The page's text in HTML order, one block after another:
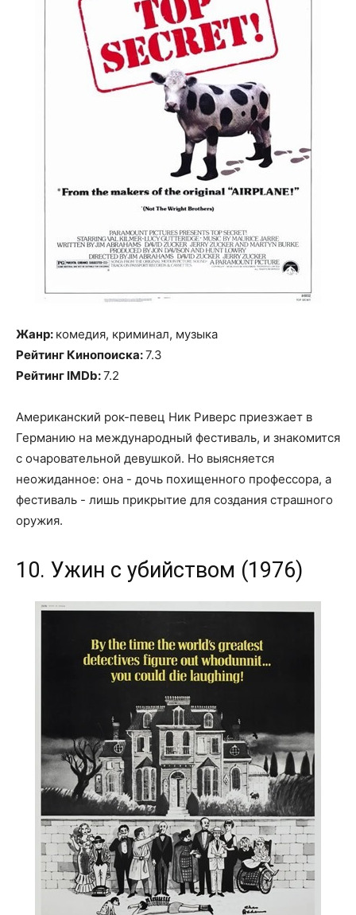
Жанр: комедия, криминал, музыка
Рейтинг Кинопоиска:7.3
Рейтинг IMDb:7.2
Американский рок-певец Ник Риверс приезжает в
Германию на международный фестиваль, и знакомится
с очаровательной девушкой. Но выясняется
неожиданное: она - дочь похищенного профессора, а
фестиваль - лишь прикрытие для создания страшного
оружия.
10. Ужин с убийством (1976)